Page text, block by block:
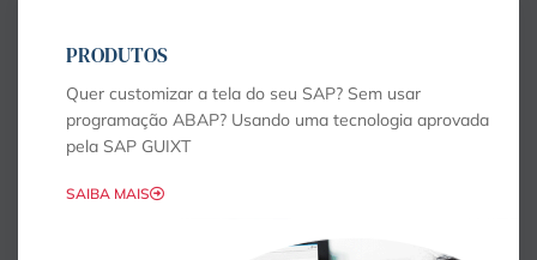
PRODUTOS
Quer customizar a tela do seu SAP? Sem usar
programação ABAP? Usando uma tecnologia aprovada
pela SAP GUIXT
SAIBA MAIS